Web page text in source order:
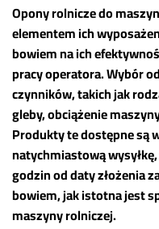
Opony rolnicze do
elementem ich
bowiem na ich
pracy operatora. Wybór
czynników, takich jak
gleby, obciążenie
Produkty te dostępne są
natychmiastową
godzin od daty złożenia
bowiem, jak istotna jest
maszyny rolniczej.